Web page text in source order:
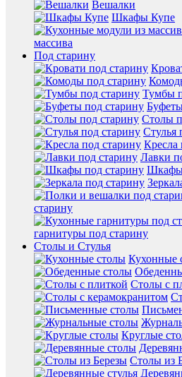
Вешалки
Шкафы Купе
массива
Под старину
Тумбы
Столы
Стулья
Кресла
Лавки
Шкафы
старину
гарнитуры под старину
Столы и Стулья
Кухонные
Столы с
Круглые
Столы из